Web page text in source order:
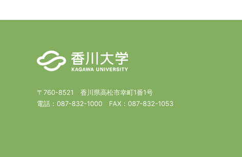
〒760-8521 香川県高松市幸町1番1号
電話： 087-832-1000 FAX： 087-832-1053